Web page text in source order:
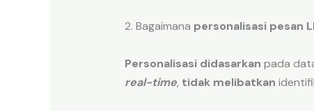
2. Bagaimana personalisasi pesan
Personalisasi didasarkan pada
real-time, tidak melibatkan